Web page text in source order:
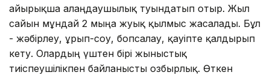
айырықша алаңдаушылық туындатып отыр. Жыл
сайын мұндай 2 мыңға жуық қылмыс жасалады. Бұл
- жәбірлеу, ұрып-соғу, бопсалау, қауіпте қалдырып
кету. Олардың үштен бірі жыныстық
тиіспеушілікпен байланысты озбырлық. Өткен